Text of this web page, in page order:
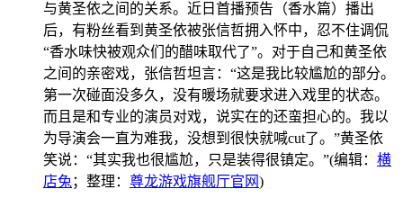
与黄圣依之间的关系。近日首播预告（香水篇）播出
后，有粉丝看到黄圣依被张信哲拥入怀中，忍不住调侃
“香水味快被观众们的醋味取代了”。对于自己和黄圣依
之间的亲密戏，张信哲坦言：“这是我比较尴尬的部分。
第一次碰面没多久，没有暖场就要求进入戏里的状态。
而且是和专业的演员对戏，说实在的还蛮担心的。我以
为导演会一直为难我，没想到很快就喊cut了。”黄圣依
笑说：“其实我也很尴尬，只是装得很镇定。”(编辑： 横
店兔 ；整理： 尊龙游戏旗舰厅官网)